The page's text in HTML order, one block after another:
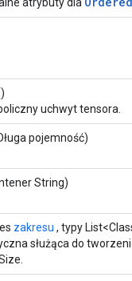
uchwyt tensora.
pojemność)
String)
zakresu , typy
służąca do